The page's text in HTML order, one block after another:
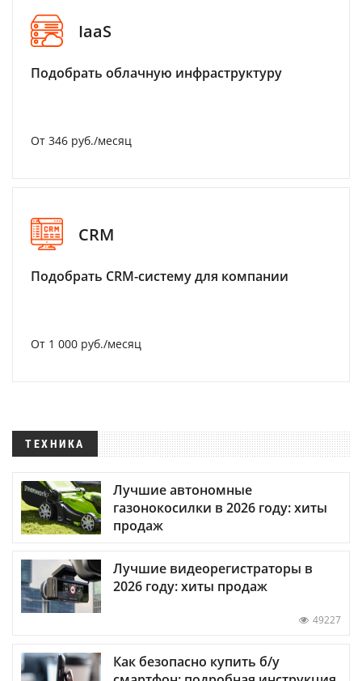
IaaS
Подобрать облачную инфраструктуру
От 346 руб./месяц
CRM
Подобрать CRM-систему для компании
От 1 000 руб./месяц
ТЕХНИКА
Лучшие автономные
газонокосилки в 2026 году: хиты
продаж
Лучшие видеорегистраторы в
2026 году: хиты продаж
49227
Как безопасно купить б/у